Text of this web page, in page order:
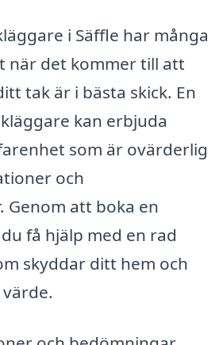
i Säffle har många
när det kommer till att
tak är i bästa skick. En
kan erbjuda
som är ovärderlig
och
Genom att boka en
få hjälp med en rad
skyddar ditt hem och